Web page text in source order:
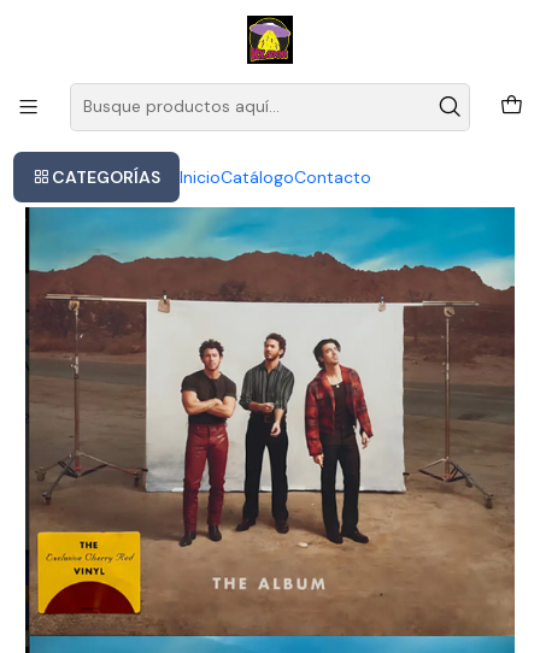
CATEGORÍAS InicioCatálogoContacto
Este es el texto del slide